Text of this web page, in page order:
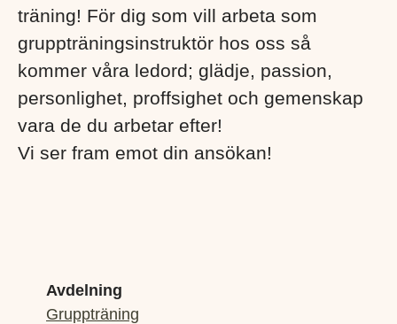
träning! För dig som vill arbeta som
gruppträningsinstruktör hos oss så
kommer våra ledord; glädje, passion,
personlighet, proffsighet och gemenskap
vara de du arbetar efter!
Vi ser fram emot din ansökan!
Avdelning
Gruppträning